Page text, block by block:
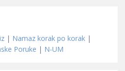
| Namaz korak po korak |
Poruke | N-UM